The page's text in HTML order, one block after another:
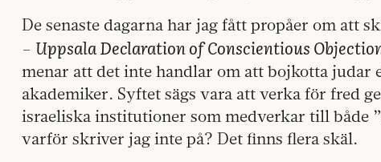
De senaste dagarna har jag fått propåer om att
– Uppsala Declaration of Conscientious
menar att det inte handlar om att bojkotta judar
akademiker. Syftet sägs vara att verka för fred
israeliska institutioner som medverkar till både
varför skriver jag inte på? Det finns flera skäl.